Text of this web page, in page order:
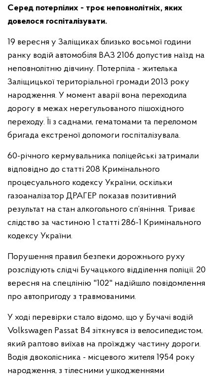
Серед потерпілих - троє неповнолітніх, яких
довелося госпіталізувати.
19 вересня у Заліщиках близько восьмої години
ранку водій автомобіля ВАЗ 2106 допустив наїзд на
неповнолітню дівчину. Потерпіла - жителька
Заліщицької територіальної громади 2013 року
народження. У момент аварії вона переходила
дорогу в межах нерегульованого пішохідного
переходу. Її з саднами, гематомами та переломом
бригада екстреної допомоги госпіталізувала.
60-річного кермувальника поліцейські затримали
відповідно до статті 208 Кримінального
процесуального кодексу України, оскільки
газоаналізатор ДРАГЕР показав позитивний
результат на стан алкогольного сп’яніння. Триває
слідство за частиною 1 статті 286-1 Кримінального
кодексу України.
Порушення правил безпеки дорожнього руху
розслідують слідчі Бучацького відділення поліції. 20
вересня на спецлінію "102" надійшло повідомлення
про автопригоду з травмованими.
У ході перевірки стало відомо, що у Бучачі водій
Volkswagen Passat B4 зіткнувся із велосипедистом,
який раптово виїхав на проїжджу частину дороги.
Водія двоколісника - місцевого жителя 1954 року
народження, з тілесними ушкодженнями